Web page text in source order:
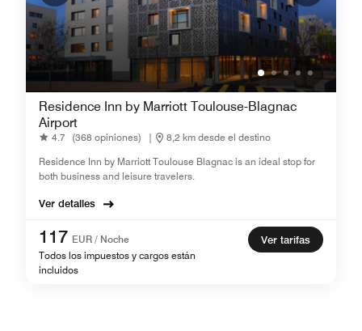
Residence Inn by Marriott Toulouse-Blagnac
Airport
4.7 (368 opiniones) |
8,2 km desde el destino
Residence Inn by Marriott Toulouse Blagnac is an ideal stop for
both business and leisure travelers.
Ver detalles
117 EUR / Noche
Todos los impuestos y cargos están
incluidos
Ver tarifas